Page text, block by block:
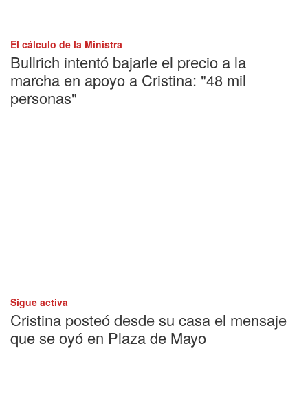
El cálculo de la Ministra
Bullrich intentó bajarle el precio a la
marcha en apoyo a Cristina: "48 mil
personas"
Sigue activa
Cristina posteó desde su casa el mensaje
que se oyó en Plaza de Mayo